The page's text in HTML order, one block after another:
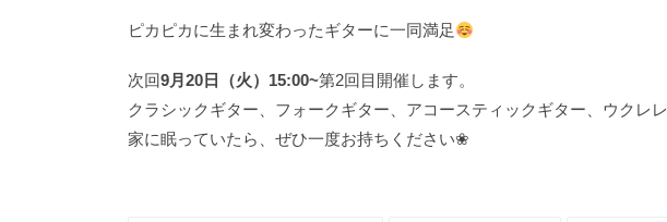
ピカピカに生まれ変わったギターに一同満足
次回9月20日（火）15:00~第2回目開催します。
クラシックギター、フォークギター、アコースティックギター、ウクレレ
家に眠っていたら、ぜひ一度お持ちください❀